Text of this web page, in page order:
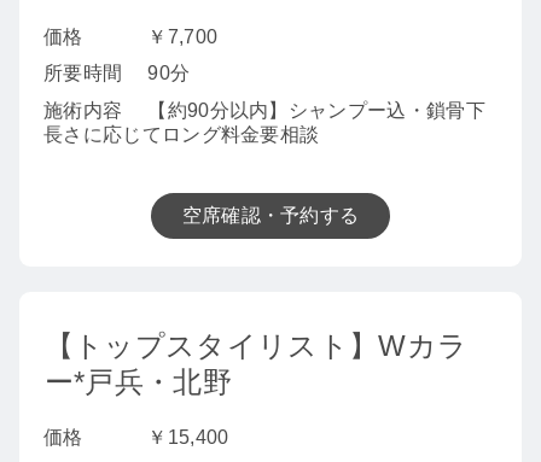
価格
￥7,700
所要時間
90分
施術内容
【約90分以内】シャンプー込・鎖骨下
長さに応じてロング料金要相談
空席確認・予約する
【トップスタイリスト】Wカラ
ー*戸兵・北野
価格
￥15,400